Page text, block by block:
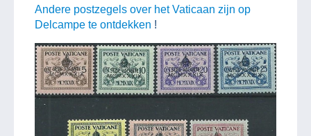
Andere postzegels over het Vaticaan zijn op
Delcampe te ontdekken !